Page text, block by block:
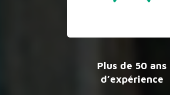
Plus de 50 ans
d’expérience